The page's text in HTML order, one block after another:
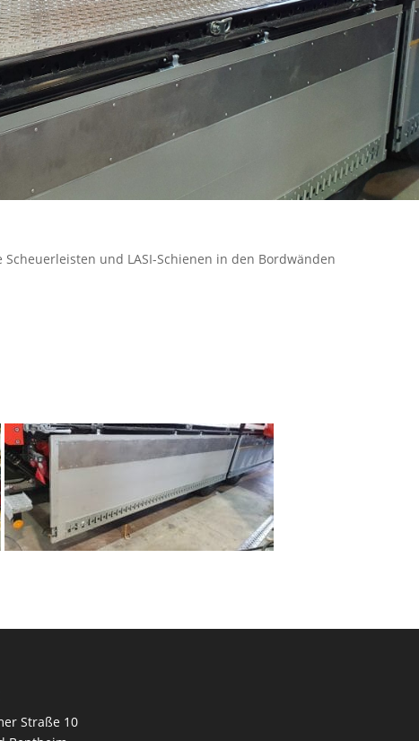
und LASI-Schienen in den Bordwänden
Straße 10